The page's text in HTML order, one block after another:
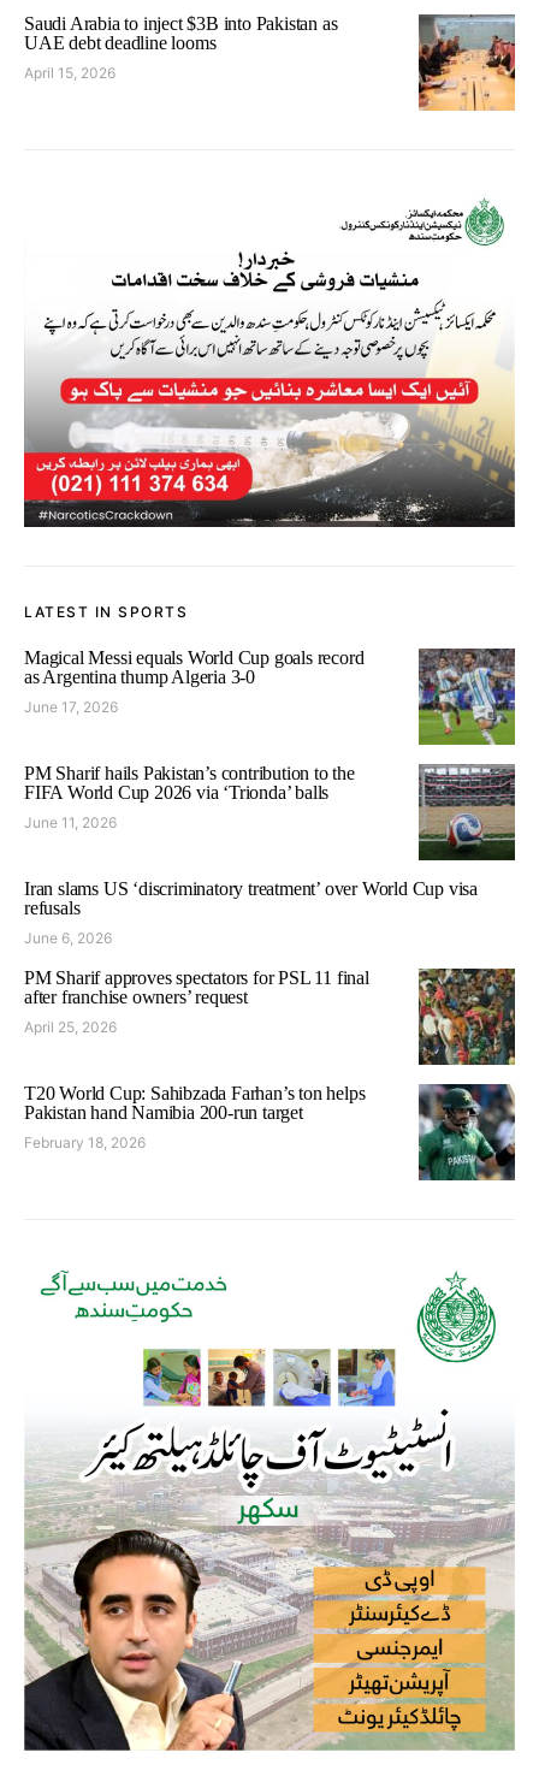
Saudi Arabia to inject $3B into Pakistan as
UAE debt deadline looms
April 15, 2026
LATEST IN SPORTS
Magical Messi equals World Cup goals record
as Argentina thump Algeria 3-0
June 17, 2026
PM Sharif hails Pakistan’s contribution to the
FIFA World Cup 2026 via ‘Trionda’ balls
June 11, 2026
Iran slams US ‘discriminatory treatment’ over World Cup visa
refusals
June 6, 2026
PM Sharif approves spectators for PSL 11 final
after franchise owners’ request
April 25, 2026
T20 World Cup: Sahibzada Farhan’s ton helps
Pakistan hand Namibia 200-run target
February 18, 2026